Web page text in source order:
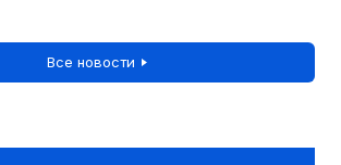
Все новости